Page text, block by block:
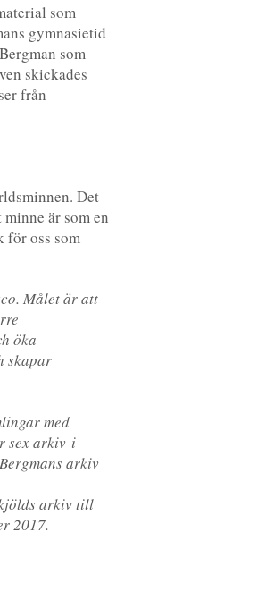
som
gymnasietid
som
skickades
från
Det
är som en
för oss som
Målet är att
öka
skapar
med
sex arkiv i
arkiv
arkiv till
2017.